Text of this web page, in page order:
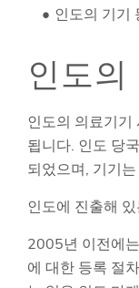
인도의 기기
인도
인도의 의료기
됩니다. 인도 당
되었으며, 기기
인도에 진출해
2005년 이전에
에 대한 등록 절